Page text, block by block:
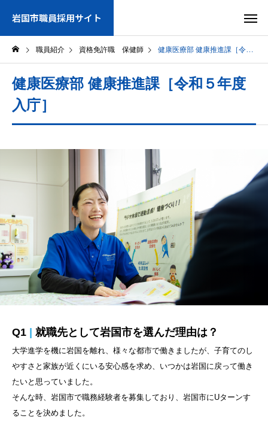
岩国市職員採用サイト
職員紹介 資格免許職 保健師 健康医療部 健康推進課［令和５年度入庁］
健康医療部 健康推進課［令和５年度
入庁］
Q1 就職先として岩国市を選んだ理由は？
大学進学を機に岩国を離れ、様々な都市で働きましたが、子育てのし
やすさと家族が近くにいる安心感を求め、いつかは岩国に戻って働き
たいと思っていました。
そんな時、岩国市で職務経験者を募集しており、岩国市にUターンす
ることを決めました。